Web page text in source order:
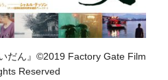
だん』©2019 Factory Gate Film
Reserved